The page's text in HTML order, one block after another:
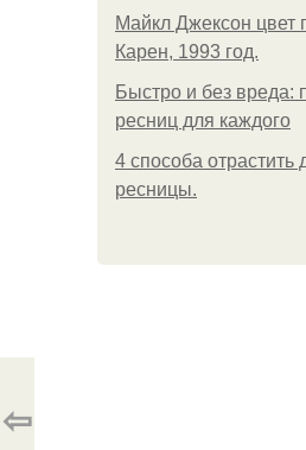
Майкл Джексон цвет
Карен, 1993 год.
Быстро и без вреда:
ресниц для каждого
4 способа отрастить
ресницы.
⇦